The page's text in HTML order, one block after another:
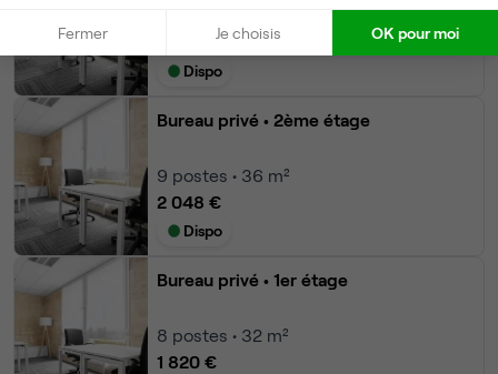
2 048 €
Dispo
Bureau privé • 2ème étage
9 postes • 36 m²
2 048 €
Dispo
Bureau privé • 1er étage
8 postes • 32 m²
1 820 €
Fermer Je choisis OK pour moi